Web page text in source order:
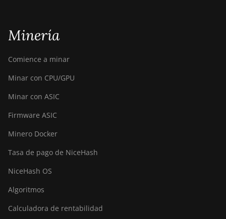
Minería
Comience a minar
Minar con CPU/GPU
Minar con ASIC
Firmware ASIC
Minero Docker
Tasa de pago de NiceHash
NiceHash OS
Algoritmos
Calculadora de rentabilidad